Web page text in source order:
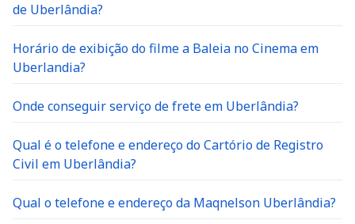
de Uberlândia?
Horário de exibição do filme a Baleia no Cinema em
Uberlandia?
Onde conseguir serviço de frete em Uberlândia?
Qual é o telefone e endereço do Cartório de Registro
Civil em Uberlândia?
Qual o telefone e endereço da Maqnelson Uberlândia?